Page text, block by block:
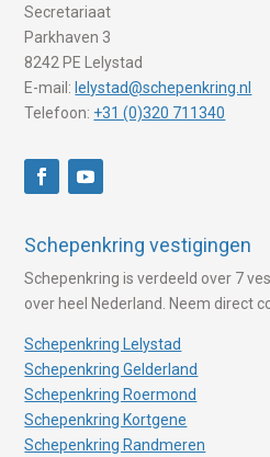
Secretariaat
Parkhaven 3
8242 PE Lelystad
E-mail: lelystad@schepenkring.nl
Telefoon: +31 (0)320 711340
Schepenkring vestigingen
Schepenkring is verdeeld over 7
over heel Nederland. Neem direct
Schepenkring Lelystad
Schepenkring Gelderland
Schepenkring Roermond
Schepenkring Kortgene
Schepenkring Randmeren